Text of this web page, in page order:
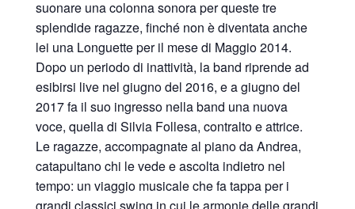
suonare una colonna sonora per queste tre
splendide ragazze, finché non è diventata anche
lei una Longuette per il mese di Maggio 2014.
Dopo un periodo di inattività, la band riprende ad
esibirsi live nel giugno del 2016, e a giugno del
2017 fa il suo ingresso nella band una nuova
voce, quella di Silvia Follesa, contralto e attrice.
Le ragazze, accompagnate al piano da Andrea,
catapultano chi le vede e ascolta indietro nel
tempo: un viaggio musicale che fa tappa per i